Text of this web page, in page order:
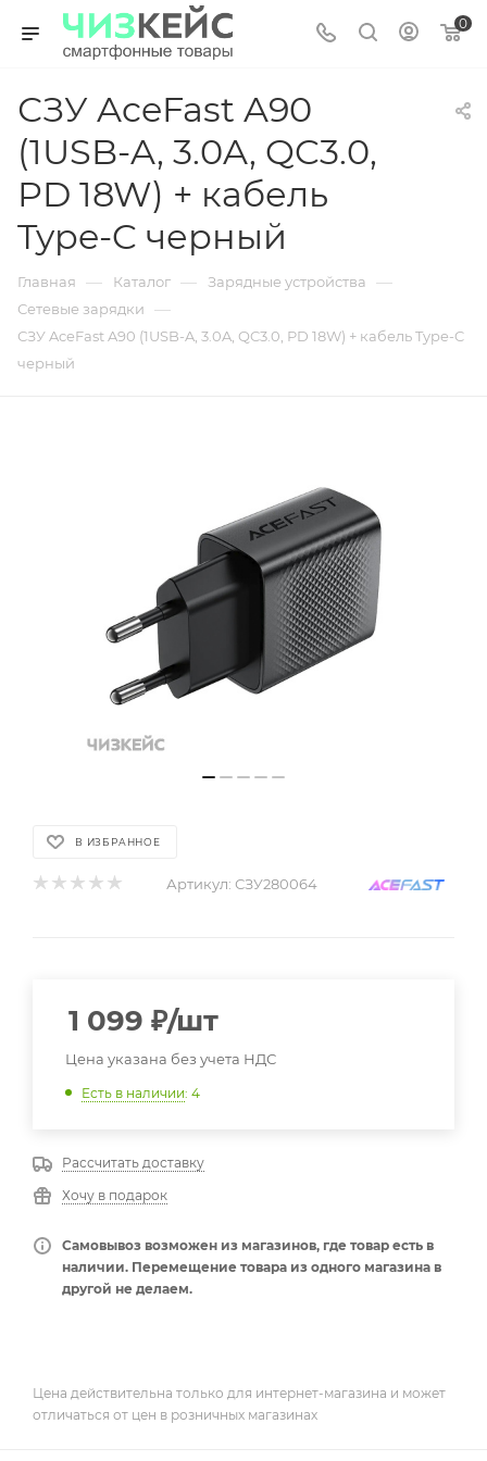
0
СЗУ AceFast A90
(1USB-A, 3.0A, QC3.0,
PD 18W) + кабель
Type-C черный
Главная — Каталог — Зарядные устройства —
Сетевые зарядки —
СЗУ AceFast A90 (1USB-A, 3.0A, QC3.0, PD 18W) + кабель Type-C
черный
В ИЗБРАННОЕ
Артикул: СЗУ280064
1 099 ₽/шт
Цена указана без учета НДС
Есть в наличии: 4
Рассчитать доставку
Хочу в подарок
Самовывоз возможен из магазинов, где товар есть в
наличии. Перемещение товара из одного магазина в
другой не делаем.
Цена действительна только для интернет-магазина и может
отличаться от цен в розничных магазинах